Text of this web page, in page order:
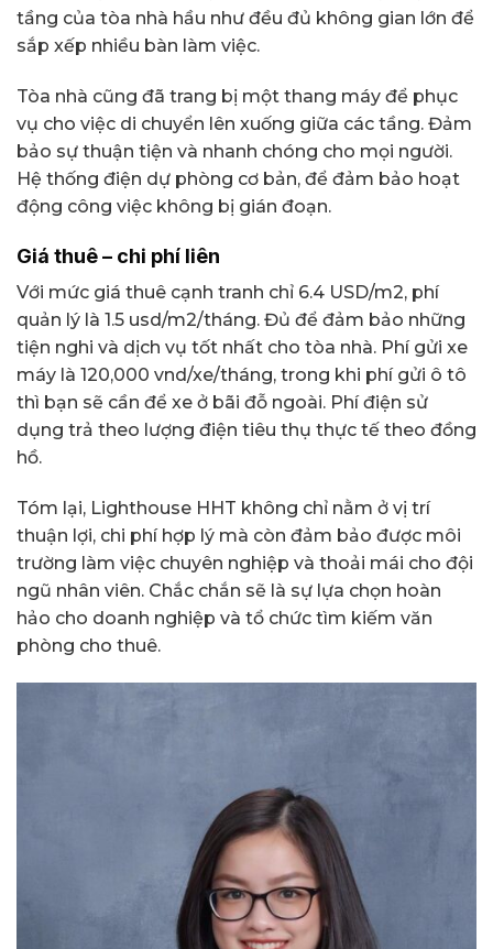
tầng của tòa nhà hầu như đều đủ không gian lớn để
sắp xếp nhiều bàn làm việc.
Tòa nhà cũng đã trang bị một thang máy để phục
vụ cho việc di chuyển lên xuống giữa các tầng. Đảm
bảo sự thuận tiện và nhanh chóng cho mọi người.
Hệ thống điện dự phòng cơ bản, để đảm bảo hoạt
động công việc không bị gián đoạn.
Giá thuê – chi phí liên
Với mức giá thuê cạnh tranh chỉ 6.4 USD/m2, phí
quản lý là 1.5 usd/m2/tháng. Đủ để đảm bảo những
tiện nghi và dịch vụ tốt nhất cho tòa nhà. Phí gửi xe
máy là 120,000 vnd/xe/tháng, trong khi phí gửi ô tô
thì bạn sẽ cần để xe ở bãi đỗ ngoài. Phí điện sử
dụng trả theo lượng điện tiêu thụ thực tế theo đồng
hồ.
Tóm lại, Lighthouse HHT không chỉ nằm ở vị trí
thuận lợi, chi phí hợp lý mà còn đảm bảo được môi
trường làm việc chuyên nghiệp và thoải mái cho đội
ngũ nhân viên. Chắc chắn sẽ là sự lựa chọn hoàn
hảo cho doanh nghiệp và tổ chức tìm kiếm văn
phòng cho thuê.